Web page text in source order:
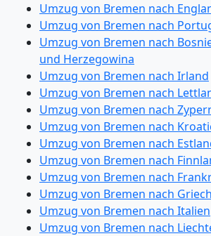
Umzug von Bremen nach
Umzug von Bremen nach
Umzug von Bremen nach
und Herzegowina
Umzug von Bremen nach Irland
Umzug von Bremen nach
Umzug von Bremen nach
Umzug von Bremen nach
Umzug von Bremen nach
Umzug von Bremen nach
Umzug von Bremen nach
Umzug von Bremen nach
Umzug von Bremen nach Italien
Umzug von Bremen nach